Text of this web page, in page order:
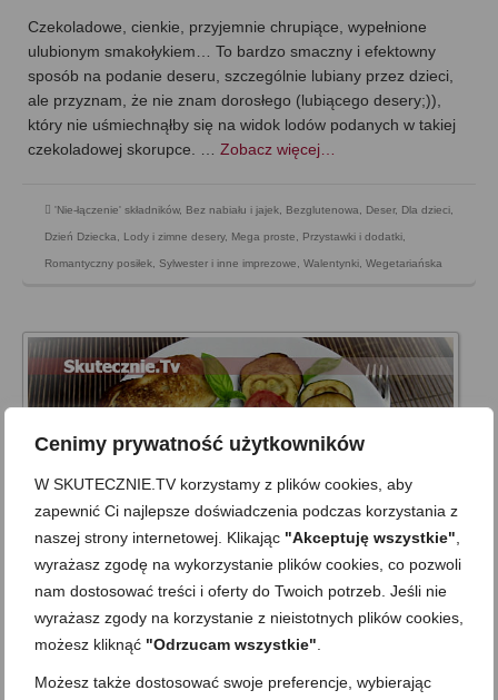
Cenimy prywatność użytkowników
W SKUTECZNIE.TV korzystamy z plików cookies, aby
zapewnić Ci najlepsze doświadczenia podczas korzystania z
naszej strony internetowej. Klikając "Akceptuję wszystkie"
wyrażasz zgodę na wykorzystanie plików cookies, co pozwoli
nam dostosować treści i oferty do Twoich potrzeb. Jeśli nie
wyrażasz zgody na korzystanie z nieistotnych plików cookies,
możesz kliknąć "Odrzucam wszystkie"
Możesz także dostosować swoje preferencje, wybierając
Czekoladowe, cienkie, przyjemnie chrupiące, wypełnione
ulubionym smakołykiem… To bardzo smaczny i efektowny
sposób na podanie deseru, szczególnie lubiany przez dzieci,
ale przyznam, że nie znam dorosłego (lubiącego desery;)),
który nie uśmiechnąłby się na widok lodów podanych w takiej
czekoladowej skorupce. … Zobacz więcej…
'Nie-łączenie' składników, Bez nabiału i jajek Bezglutenowa Deser, Dla dzieci
Dzień Dziecka Lody i zimne desery, Mega proste Przystawki i dodatki
Romantyczny posiłek Sylwester i inne imprezowe Walentynki Wegetariańska
Bakłażan z patelni (pyszna sałatka na